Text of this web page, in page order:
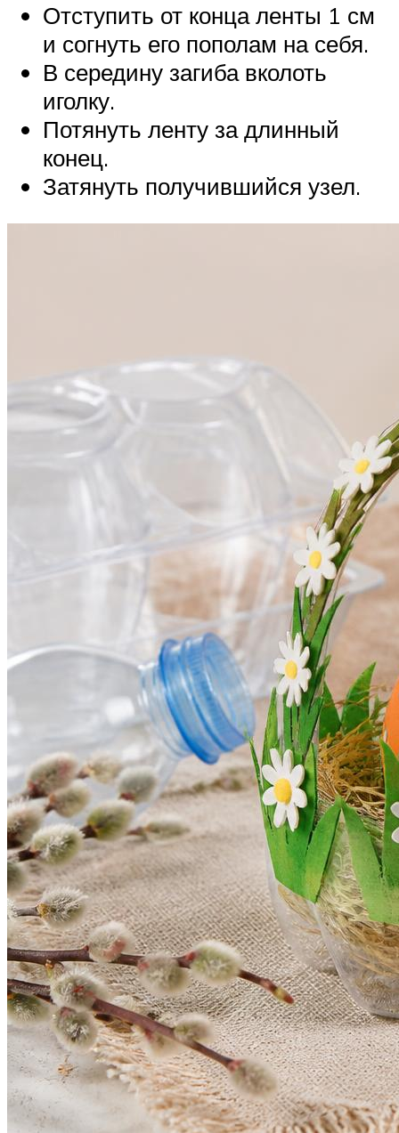
Отступить от конца ленты 1 см
и согнуть его пополам на себя.
В середину загиба вколоть
иголку.
Потянуть ленту за длинный
конец.
Затянуть получившийся узел.